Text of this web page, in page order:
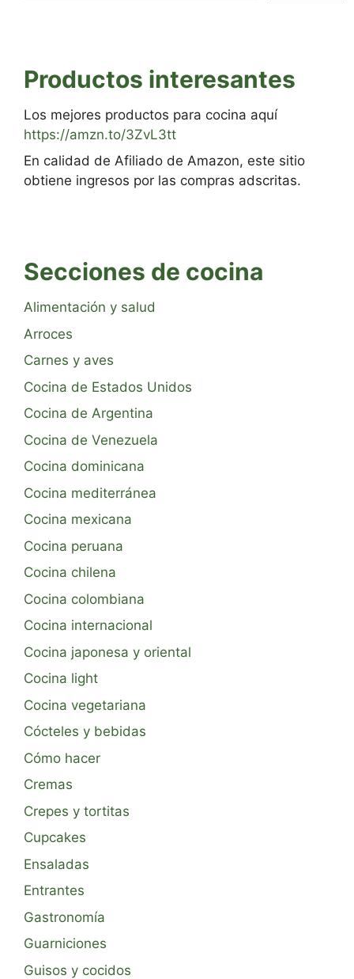
Productos interesantes
Los mejores productos para cocina aquí
https://amzn.to/3ZvL3tt
En calidad de Afiliado de Amazon, este sitio
obtiene ingresos por las compras adscritas.
Secciones de cocina
Alimentación y salud
Arroces
Carnes y aves
Cocina de Estados Unidos
Cocina de Argentina
Cocina de Venezuela
Cocina dominicana
Cocina mediterránea
Cocina mexicana
Cocina peruana
Cocina chilena
Cocina colombiana
Cocina internacional
Cocina japonesa y oriental
Cocina light
Cocina vegetariana
Cócteles y bebidas
Cómo hacer
Cremas
Crepes y tortitas
Cupcakes
Ensaladas
Entrantes
Gastronomía
Guarniciones
Guisos y cocidos